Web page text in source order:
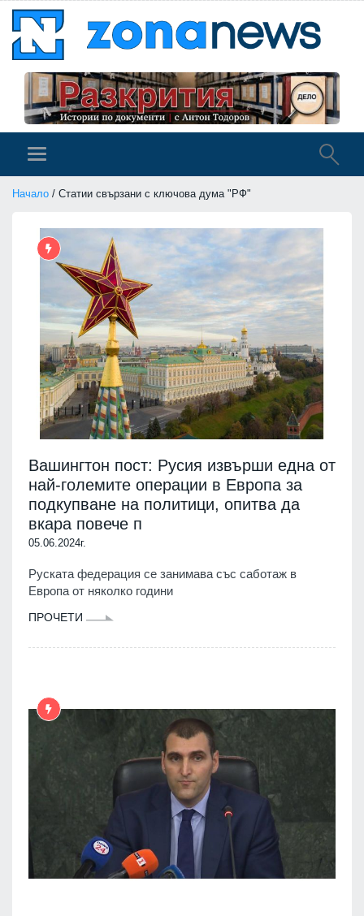
Начало / Статии свързани с ключова дума "РФ"
Вашингтон пост: Русия извърши една от
най-големите операции в Европа за
подкупване на политици, опитва да
вкара повече п
05.06.2024г.
Руската федерация се занимава със саботаж в
Европа от няколко години
ПРОЧЕТИ